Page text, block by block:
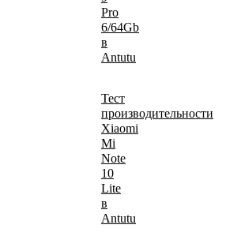
Pro
6/64Gb
в
Antutu
Тест
производительности
Xiaomi
Mi
Note
10
Lite
в
Antutu